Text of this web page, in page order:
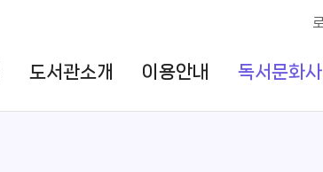
도서관소개 이용안내 독서문화